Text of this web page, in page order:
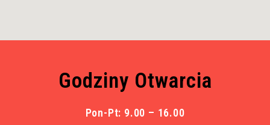
Godziny Otwarcia
Pon-Pt: 9.00 – 16.00